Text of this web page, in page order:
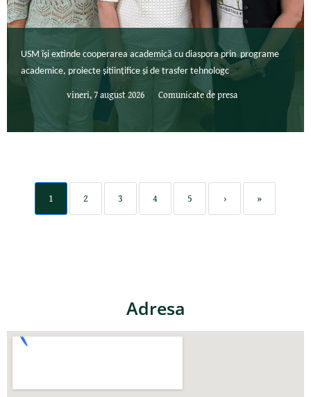
USM își extinde cooperarea academică cu diaspora prin programe
academice, proiecte șitiințifice și de trasfer tehnologc
vineri, 7 august 2026 Comunicate de presa
1 2 3 4 5 › »
Adresa